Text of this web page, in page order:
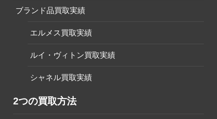
ブランド品買取実績
エルメス買取実績
ルイ・ヴィトン買取実績
シャネル買取実績
2つの買取方法